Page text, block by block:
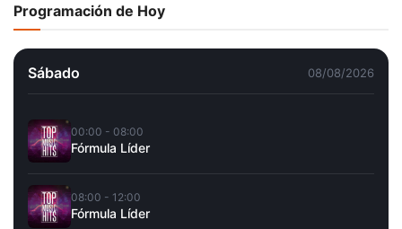
Programación de Hoy
Sábado 08/08/2026
00:00 - 08:00
Fórmula Líder
08:00 - 12:00
Fórmula Líder